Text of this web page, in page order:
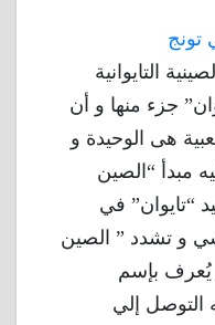
تونج
التايوانية
جزء منها و أن
هى الوحيدة و
مبدأ “الصين
“تايوان” في
و تشدد ” الصين
يُعرف بإسم
فيه التوصل إلي